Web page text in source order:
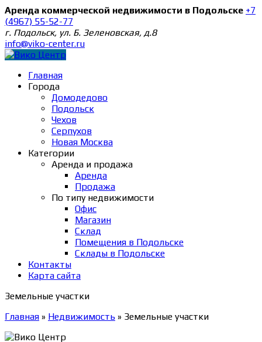
Аренда коммерческой недвижимости в Подольске +7
(4967) 55-52-77
г. Подольск, ул. Б. Зеленовская, д.8
info@viko-center.ru
Главная
Города
Домодедово
Подольск
Чехов
Серпухов
Новая Москва
Категории
Аренда и продажа
Аренда
Продажа
По типу недвижимости
Офис
Магазин
Склад
Помещения в Подольске
Склады в Подольске
Контакты
Карта сайта
Земельные участки
Главная » Недвижимость » Земельные участки